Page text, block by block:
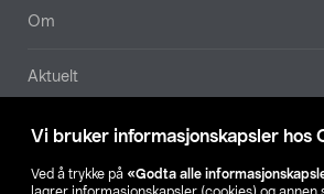
Vi bruker informasjonskapsler hos
Ved å trykke på «Godta alle
Om
Aktuelt
Våre selskaper
Finn din butikk